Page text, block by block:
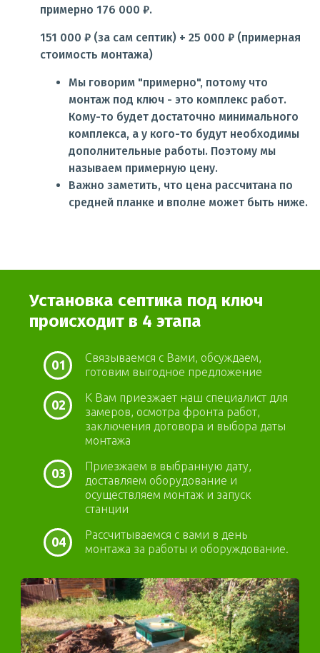
примерно 176 000 ₽.
151 000 ₽ (за сам септик) + 25 000 ₽ (примерная
стоимость монтажа)
Мы говорим "примерно", потому что
монтаж под ключ - это комплекс работ.
Кому-то будет достаточно минимального
комплекса, а у кого-то будут необходимы
дополнительные работы. Поэтому мы
называем примерную цену.
Важно заметить, что цена рассчитана по
средней планке и вполне может быть ниже.
Установка септика под ключ
происходит в 4 этапа
01
Связываемся с Вами, обсуждаем,
готовим выгодное предложение
02
К Вам приезжает наш специалист для
замеров, осмотра фронта работ,
заключения договора и выбора даты
монтажа
03
Приезжаем в выбранную дату,
доставляем оборудование и
осуществляем монтаж и запуск
станции
04
Рассчитываемся с вами в день
монтажа за работы и оборуждование.